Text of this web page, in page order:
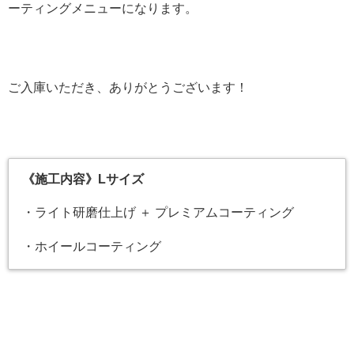
ーティングメニューになります。
ご入庫いただき、ありがとうございます！
《施工内容》Lサイズ
・ライト研磨仕上げ ＋ プレミアムコーティング
・ホイールコーティング